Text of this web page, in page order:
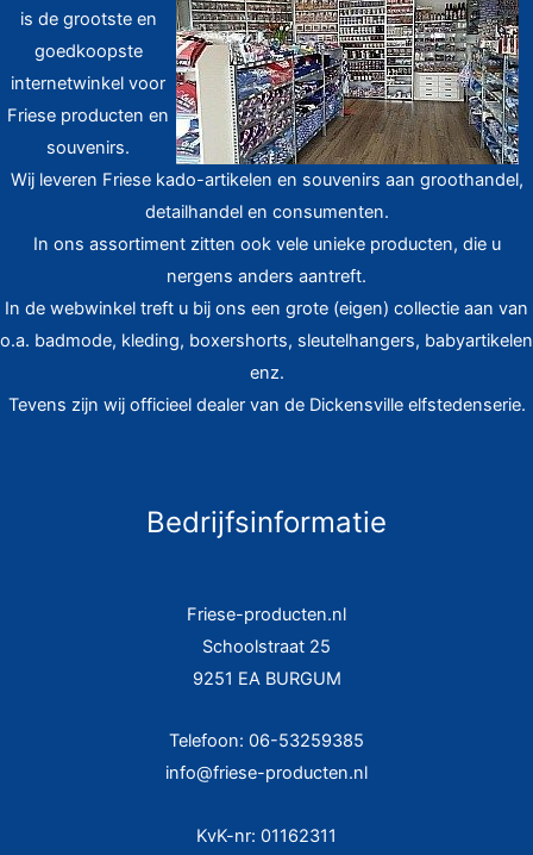
is de grootste en
goedkoopste
internetwinkel voor
Friese producten en
souvenirs.
Wij leveren Friese kado-artikelen en souvenirs aan groothandel,
detailhandel en consumenten.
In ons assortiment zitten ook vele unieke producten, die u
nergens anders aantreft.
In de webwinkel treft u bij ons een grote (eigen) collectie aan van
o.a. badmode, kleding, boxershorts, sleutelhangers, babyartikelen
enz.
Tevens zijn wij officieel dealer van de Dickensville elfstedenserie.
Bedrijfsinformatie
Friese-producten.nl
Schoolstraat 25
9251 EA BURGUM
Telefoon: 06-53259385
info@friese-producten.nl
KvK-nr: 01162311